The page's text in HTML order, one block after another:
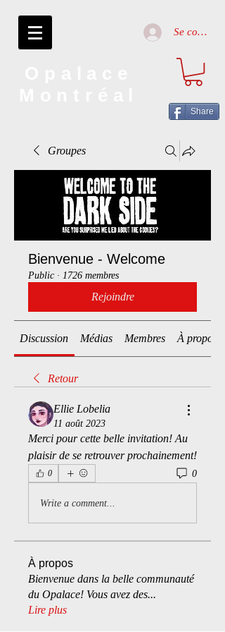
Se connecter
Share
Groupes
Bienvenue - Welcome
Public · 1726 membres
Rejoindre
Discussion Médias Membres À propos
Retour
Ellie Lobelia
11 août 2023
Merci pour cette belle invitation! Au
plaisir de se retrouver prochainement!
0 0
Write a comment...
À propos
Bienvenue dans la belle communauté
du Opalace! Vous avez des...
Lire plus